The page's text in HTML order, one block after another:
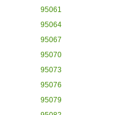
95061
95064
95067
95070
95073
95076
95079